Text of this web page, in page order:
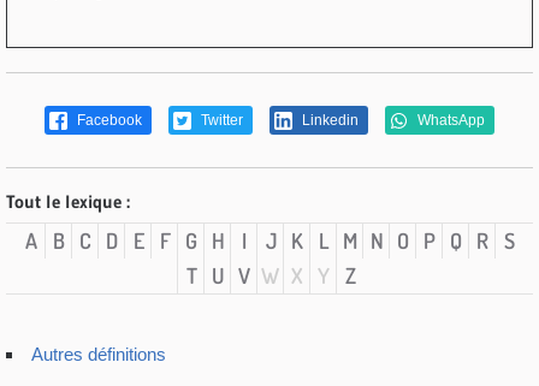
Facebook Twitter Linkedin WhatsApp
Tout le lexique :
A B C D E F G H I J K L M N O P Q R S
T
U V W X Y Z
Autres définitions